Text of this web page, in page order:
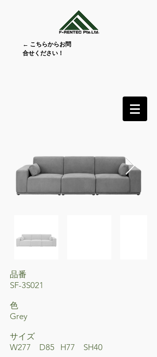
← こちらからお問
合せください！
品番
SF-3S021
色​
Grey
サイズ
W277 D85 H77 SH40